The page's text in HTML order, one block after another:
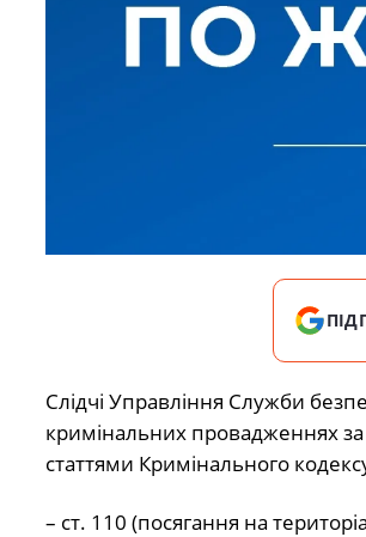
Слідчі Управління Служби
кримінальних провадженнях за
статтями Кримінального
– ст. 110 (посягання на